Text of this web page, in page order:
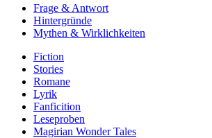
Frage & Antwort
Hintergründe
Mythen & Wirklichkeiten
Fiction
Stories
Romane
Lyrik
Fanficition
Leseproben
Magirian Wonder Tales